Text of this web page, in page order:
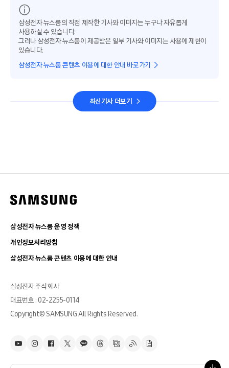
삼성전자 뉴스룸의 직접 제작한 기사와 이미지는 누구나 자유롭게
사용하실 수 있습니다.
그러나 삼성전자 뉴스룸이 제공받은 일부 기사와 이미지는 사용에 제한이
있습니다.
삼성전자 뉴스룸 콘텐츠 이용에 대한 안내 바로가기
최신기사 더보기
삼성전자 뉴스룸 운영 정책
개인정보처리방침
삼성전자 뉴스룸 콘텐츠 이용에 대한 안내
삼성전자 주식회사
대표번호 : 02-2255-0114
Copyright© SAMSUNG All Rights Reserved.